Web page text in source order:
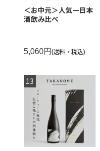
＜お中元＞人気一日本
酒飲み比べ
5,060円(送料・税込)